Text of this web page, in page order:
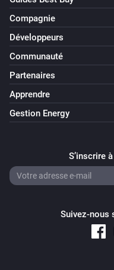
Compagnie
Développeurs
Communauté
Partenaires
Apprendre
Gestion Energy
S’inscrire
Suivez-nous